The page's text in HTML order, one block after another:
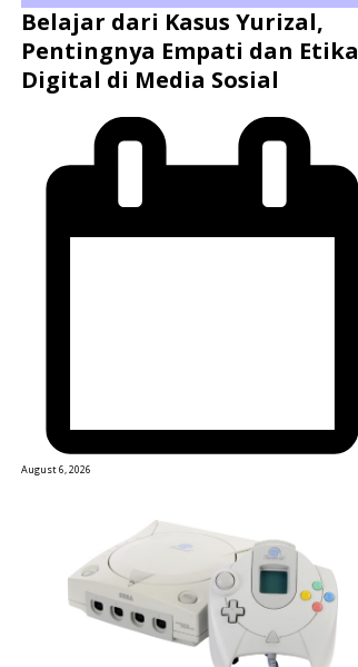
Belajar dari Kasus Yurizal,
Pentingnya Empati dan Etika
Digital di Media Sosial
August 6, 2026